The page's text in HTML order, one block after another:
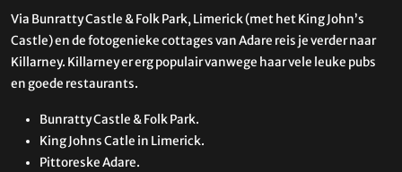
Via Bunratty Castle & Folk Park, Limerick (met het King John’s
Castle) en de fotogenieke cottages van Adare reis je verder naar
Killarney. Killarney er erg populair vanwege haar vele leuke pubs
en goede restaurants.
Bunratty Castle & Folk Park.
King Johns Catle in Limerick.
Pittoreske Adare.